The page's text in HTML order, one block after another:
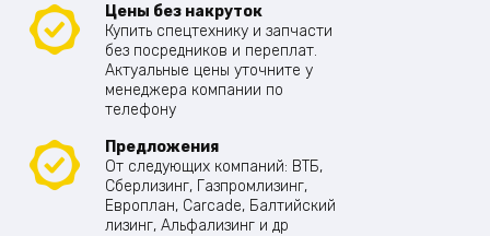
Цены без накруток
Купить спецтехнику и запчасти
без посредников и переплат.
Актуальные цены уточните у
менеджера компании по
телефону
Предложения
От следующих компаний: ВТБ,
Сберлизинг, Газпромлизинг,
Европлан, Carcade, Балтийский
лизинг, Альфализинг и др